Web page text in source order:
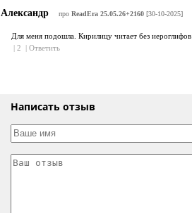
Александр про ReadEra 25.05.26+2160[30-10-2025]
Для меня подошла. Кирилицу читает без иероглифов
| 2 | Ответить
Написать отзыв